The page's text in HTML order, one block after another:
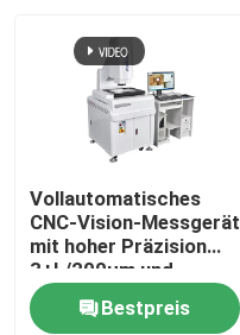
Vollautomatisches
CNC-Vision-Messgerät
mit hoher Präzision
3+L/200μm und
Granitbasis, optisches
Messinstrument
Bestpreis